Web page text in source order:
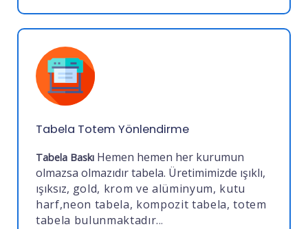
Tabela Totem Yönlendirme
Tabela Baskı Hemen hemen her kurumun
olmazsa olmazıdır tabela. Üretimimizde ışıklı,
ışıksız, gold, krom ve alüminyum, kutu
harf,neon tabela, kompozit tabela, totem
tabela bulunmaktadır...